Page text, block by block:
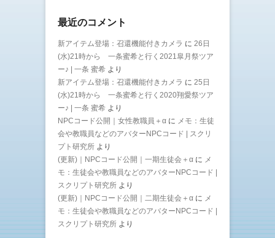
最近のコメント
新アイテム登場：召還機能付きカメラ に 26日
(水)21時から 一条蜜希と行く2021皐月祭ツア
ー♪ | 一条 蜜希 より
新アイテム登場：召還機能付きカメラ に 25日
(水)21時から 一条蜜希と行く2020翔愛祭ツア
ー♪ | 一条 蜜希 より
NPCコード公開｜女性教職員＋α に メモ：生徒
会や教職員などのアバターNPCコード | スクリ
プト研究所 より
(更新)｜NPCコード公開｜一期生徒会＋α に メ
モ：生徒会や教職員などのアバターNPCコード |
スクリプト研究所 より
(更新)｜NPCコード公開｜二期生徒会＋α に メ
モ：生徒会や教職員などのアバターNPCコード |
スクリプト研究所 より